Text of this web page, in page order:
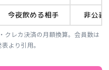
今夜飲める相手 非公表
クレカ決済の月額換算。会員数は
より引用。